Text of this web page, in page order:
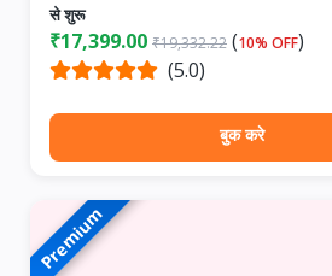
से शुरू
₹17,399.00 ₹19,332.22 (10% OFF)
(5.0)
बुक करे
Premium